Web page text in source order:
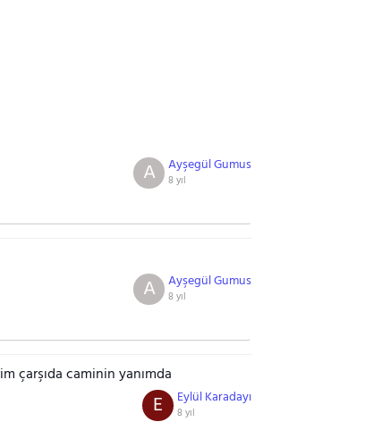
Ayşegül Gumus
8 yıl
A
Ayşegül Gumus
8 yıl
A
çarşıda caminin yanımda
Eylül Karadayı
8 yıl
E